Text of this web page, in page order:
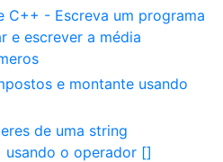
C++ - Escreva um programa
e escrever a média
e montante usando
de uma string
usando o operador []